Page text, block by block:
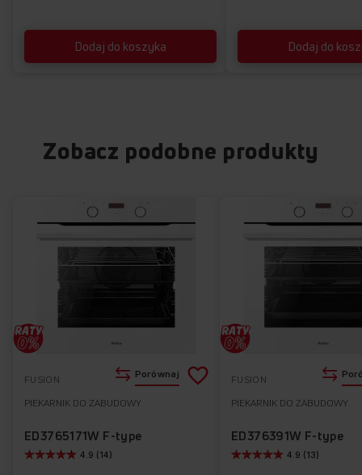
Dodaj do koszyka Dodaj do
Zobacz podobne produkty
FUSION
PIEKARNIK DO ZABUDOWY
ED3765171W F-type
4.9 (14)
Porównaj Dodaj
ulubionych
FUSION
PIEKARNIK DO ZABUDOWY
ED376391W F-type
4.9 (13)